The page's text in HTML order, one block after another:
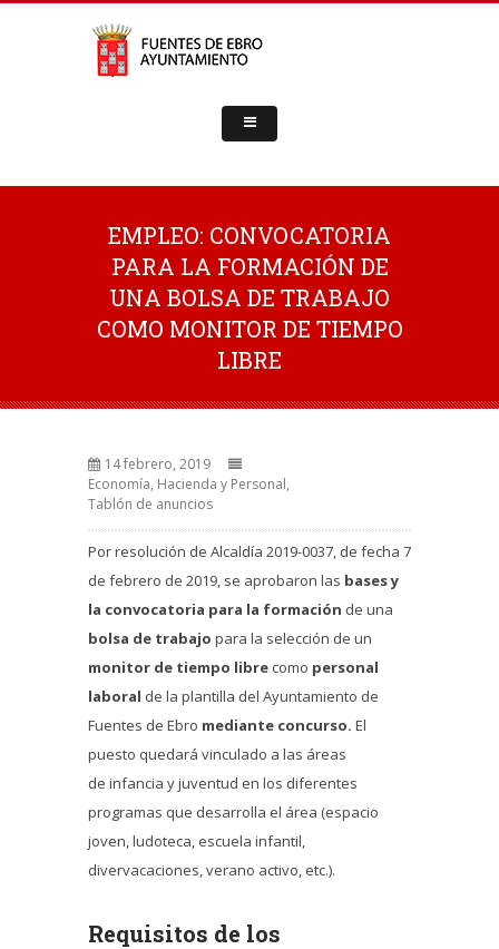
EMPLEO: CONVOCATORIA
PARA LA FORMACIÓN DE
UNA BOLSA DE TRABAJO
COMO MONITOR DE TIEMPO
LIBRE
14 febrero, 2019
Economía, Hacienda y Personal,
Tablón de anuncios
Por resolución de Alcaldía 2019-0037, de fecha 7
de febrero de 2019, se aprobaron las bases y
la convocatoria para la formación de una
bolsa de trabajo para la selección de un
monitor de tiempo libre como personal
laboral de la plantilla del Ayuntamiento de
Fuentes de Ebro mediante concurso. El
puesto quedará vinculado a las áreas
de infancia y juventud en los diferentes
programas que desarrolla el área (espacio
joven, ludoteca, escuela infantil,
divervacaciones, verano activo, etc.).
Requisitos de los